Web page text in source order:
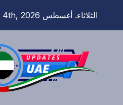
الثلاثاء. أغسطس 4th, 2026